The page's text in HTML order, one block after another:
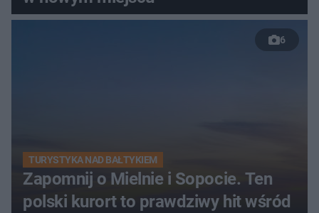
6
TURYSTYKA NAD BAŁTYKIEM
Zapomnij o Mielnie i Sopocie. Ten
polski kurort to prawdziwy hit wśród